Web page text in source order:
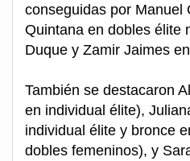
conseguidas por Manuel
Quintana en dobles élite
Duque y Zamir Jaimes
También se destacaron
en individual élite),
individual élite y bronce
dobles femeninos), y